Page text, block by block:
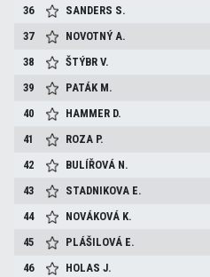
36
SANDERS S.
37
NOVOTNÝA.
38
ŠTÝBRV.
39
PATÁK M.
40
HAMMER D.
41
ROZA P.
42
BULÍŘOVÁ N.
43
STADNIKOVA E.
44
NOVÁKOVÁ K.
45
PLÁŠILOVÁ E.
46
HOLASJ.